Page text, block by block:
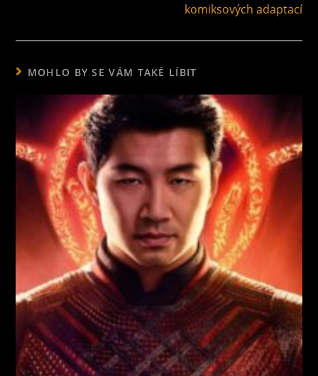
komiksových adaptací
MOHLO BY SE VÁM TAKÉ LÍBIT